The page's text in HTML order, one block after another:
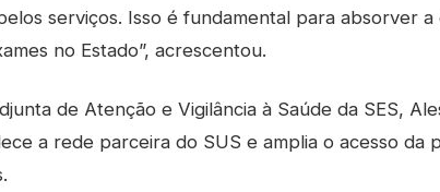
serviços. Isso é fundamental para absorver
no Estado”, acrescentou.
de Atenção e Vigilância à Saúde da SES,
a rede parceira do SUS e amplia o acesso da